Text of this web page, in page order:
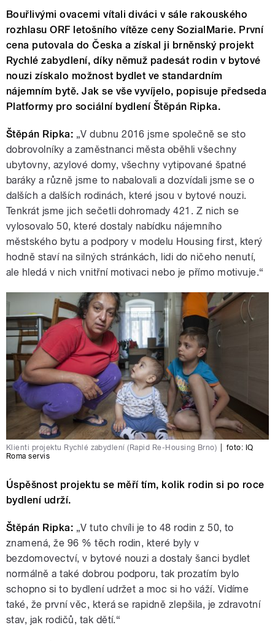
Bouřlivými ovacemi vítali diváci v sále rakouského
rozhlasu ORF letošního vítěze ceny SozialMarie. První
cena putovala do Česka a získal ji brněnský projekt
Rychlé zabydlení, díky němuž padesát rodin v bytové
nouzi získalo možnost bydlet ve standardním
nájemním bytě. Jak se vše vyvíjelo, popisuje předseda
Platformy pro sociální bydlení Štěpán Ripka.
Štěpán Ripka: „V dubnu 2016 jsme společně se sto
dobrovolníky a zaměstnanci města oběhli všechny
ubytovny, azylové domy, všechny vytipované špatné
baráky a různě jsme to nabalovali a dozvídali jsme se o
dalších a dalších rodinách, které jsou v bytové nouzi.
Tenkrát jsme jich sečetli dohromady 421. Z nich se
vylosovalo 50, které dostaly nabídku nájemního
městského bytu a podpory v modelu Housing first, který
hodně staví na silných stránkách, lidi do ničeho nenutí,
ale hledá v nich vnitřní motivaci nebo je přímo motivuje.“
Klienti projektu Rychlé zabydlení (Rapid Re-Housing Brno) foto: IQ
Roma servis
Úspěšnost projektu se měří tím, kolik rodin si po roce
bydlení udrží.
Štěpán Ripka: „V tuto chvíli je to 48 rodin z 50, to
znamená, že 96 % těch rodin, které byly v
bezdomovectví, v bytové nouzi a dostaly šanci bydlet
normálně a také dobrou podporu, tak prozatím bylo
schopno si to bydlení udržet a moc si ho váží. Vidíme
také, že první věc, která se rapidně zlepšila, je zdravotní
stav, jak rodičů, tak dětí.“